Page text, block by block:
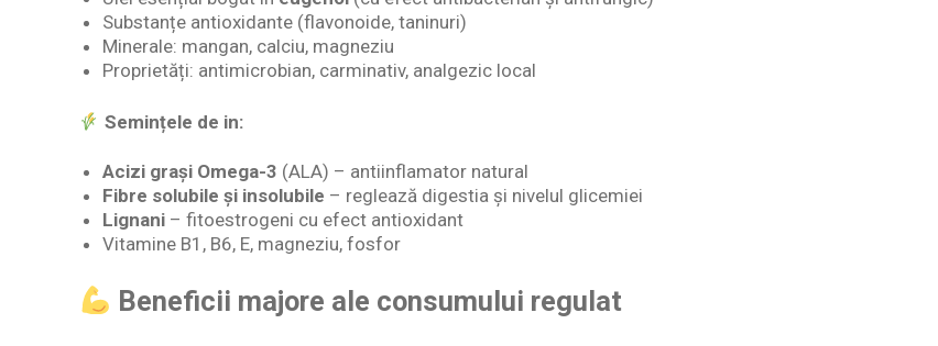
Substanțe antioxidante (flavonoide, taninuri)
Minerale: mangan, calciu, magneziu
Proprietăți: antimicrobian, carminativ, analgezic local
Semințele de in:
Acizi grași Omega-3 (ALA) – antiinflamator natural
Fibre solubile și insolubile – reglează digestia și nivelul glicemiei
Lignani – fitoestrogeni cu efect antioxidant
Vitamine B1, B6, E, magneziu, fosfor
Beneficii majore ale consumului regulat